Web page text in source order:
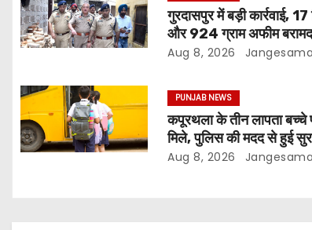
गुरदासपुर में बड़ी कार्रवाई,
और 924 ग्राम अफीम
Aug 8, 2026
PUNJAB NEWS
कपूरथला के तीन लापता बच्चे
मिले, पुलिस की मदद से हुई
Aug 8, 2026